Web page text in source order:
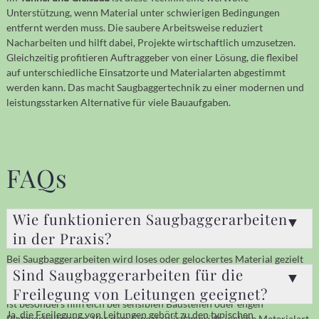
Unterstützung, wenn Material unter schwierigen Bedingungen
entfernt werden muss. Die saubere Arbeitsweise reduziert
Nacharbeiten und hilft dabei, Projekte wirtschaftlich umzusetzen.
Gleichzeitig profitieren Auftraggeber von einer Lösung, die flexibel
auf unterschiedliche Einsatzorte und Materialarten abgestimmt
werden kann. Das macht Saugbaggertechnik zu einer modernen und
leistungsstarken Alternative für viele Bauaufgaben.
FAQs
Wie funktionieren Saugbaggerarbeiten
in der Praxis?
Bei Saugbaggerarbeiten wird loses oder gelockertes Material gezielt
abgesaugt und in einem Behälter aufgenommen. Dadurch kann sehr
kontrolliert gearbeitet werden, ohne große Flächen aufzureißen. Das
ist besonders hilfreich bei sensiblen Baustellen oder engen
Sind Saugbaggerarbeiten für die
Freilegung von Leitungen geeignet?
Ja, die Freilegung von Leitungen gehört zu den typischen